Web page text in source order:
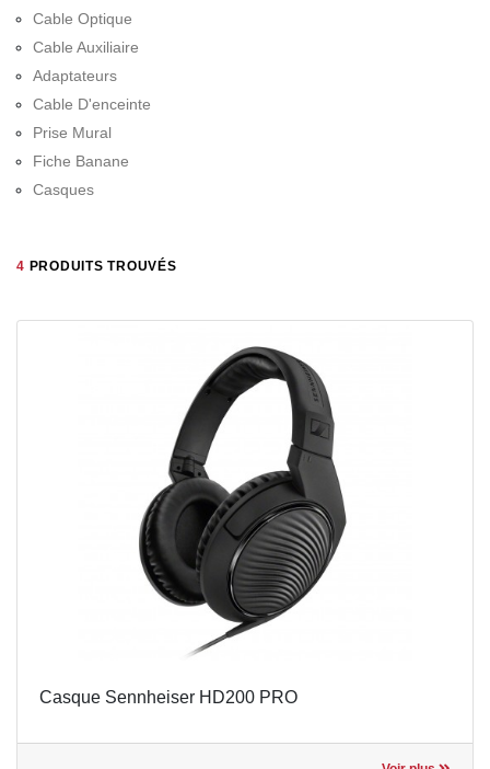
Cable Optique
Cable Auxiliaire
Adaptateurs
Cable D'enceinte
Prise Mural
Fiche Banane
Casques
4 PRODUITS TROUVÉS
Casque Sennheiser HD200 PRO